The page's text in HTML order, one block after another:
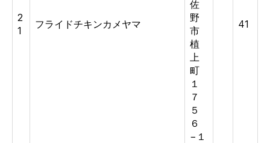
2
1
フライドチキンカメヤマ
佐
野
市
植
上
町
１
７
５
６
−１
41